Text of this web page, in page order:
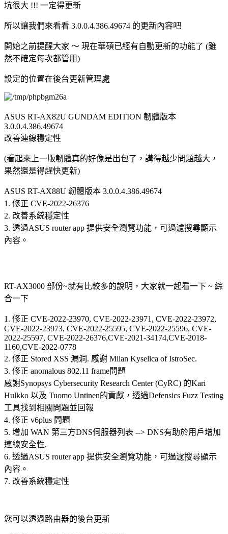
坑很大 !!! 一定得更新
所以讓我們來看看 3.0.0.4.386.49674 的更新內容吧
開始之前提醒大家 ～ 現在華碩已經有自動更新的功能了 (雖
然不確定每次都管用)
設定的位置在後台更新管理處
ASUS RT-AX82U GUNDAM EDITION 韌體版本
3.0.0.4.386.49674
改善連線穩定性
(看起來上一版韌體真的好像是出包了，講得越少問題越大，
果然還是得趕快更新)
ASUS RT-AX88U 韌體版本 3.0.0.4.386.49674
1. 修正 CVE-2022-26376
2. 改善系統穩定性
3. 透過ASUS router app 提供安全瀏覽功能，可過濾搜尋顯示
內容。
RT-AX3000 部份~就有比較多的說明，大家就一起看一下 ~ 綜
合一下
1. 修正 CVE-2022-23970, CVE-2022-23971, CVE-2022-23972,
CVE-2022-23973, CVE-2022-25595, CVE-2022-25596, CVE-
2022-25597, CVE-2022-26376,CVE-2021-34174,CVE-2018-
1160,CVE-2022-0778
2. 修正 Stored XSS 漏洞. 感謝 Milan Kyselica of IstroSec.
3. 修正 anomalous 802.11 frame問題
感謝Synopsys Cybersecurity Research Center (CyRC) 的Kari
Hulkko 以及 Tuomo Untinen的貢獻，透過Defensics Fuzz Testing
工具找到相關問題並回報
4. 修正 v6plus 問題
5. 增加 WAN 第三方DNS伺服器列表 --> DNS有助於用戶增加
連線安全性.
6. 透過ASUS router app 提供安全瀏覽功能，可過濾搜尋顯示
內容。
7. 改善系統穩定性
您可以透過路由器的後台更新